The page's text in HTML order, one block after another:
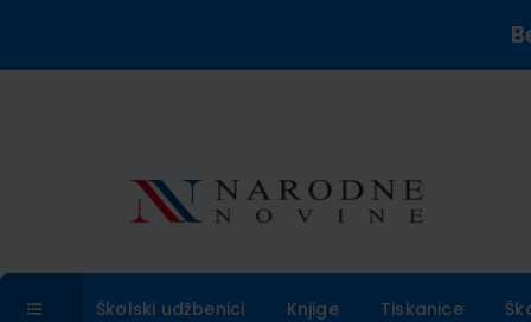
Školski udžbenici Knjige Tiskanice